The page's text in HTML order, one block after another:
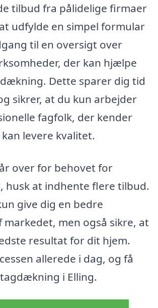
tilbud fra pålidelige firmaer
udfylde en simpel formular
til en oversigt over
der kan hjælpe
Dette sparer dig tid
sikrer, at du kun arbejder
fagfolk, der kender
levere kvalitet.
over for behovet for
at indhente flere tilbud.
give dig en bedre
markedet, men også sikre, at
resultat for dit hjem.
allerede i dag, og få
i Elling.